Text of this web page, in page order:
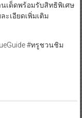
เด็ดพร้อมรับสิทธิพิเศษ
เอียดเพิ่มเติม
#ทรูชวนชิม